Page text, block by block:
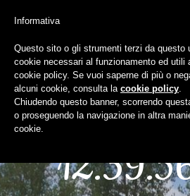
2020-
Informativa
Questo sito o gli strumenti terzi da questo
cookie necessari al funzionamento ed utili
cookie policy. Se vuoi saperne di più o
alcuni cookie, consulta la cookie policy
Chiudendo questo banner, scorrendo
o proseguendo la navigazione in altra
cookie.